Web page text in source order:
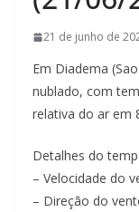
21 de junho de
Em Diadema
nublado, com
relativa do ar em
Detalhes do
– Velocidade do
– Direção do